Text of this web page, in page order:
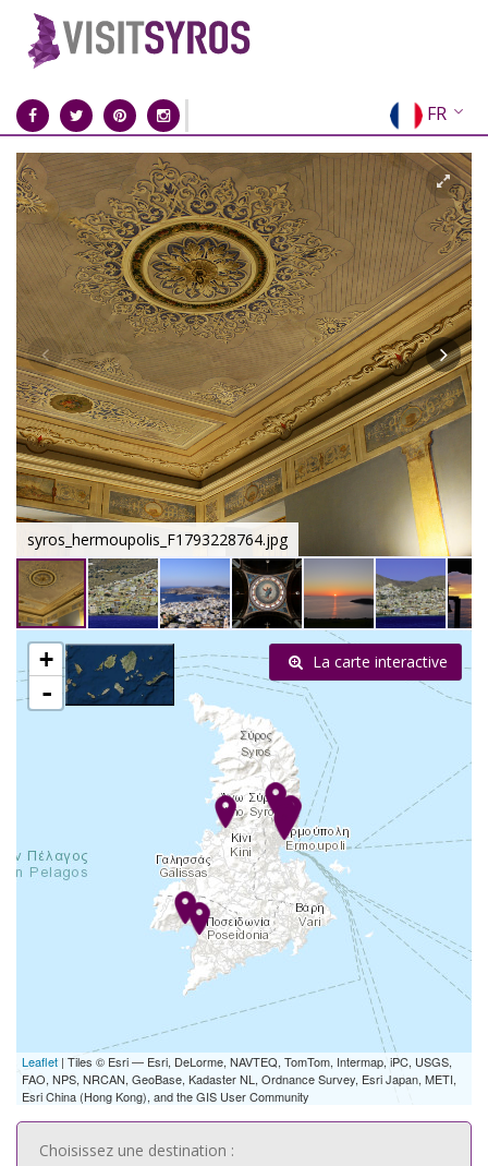
FR
EN
EL
DE
IT
ES
RU
CN
syros_hermoupolis_F1793228764.jpg
+
-
Leaflet | Tiles © Esri — Esri, DeLorme, NAVTEQ, TomTom, Intermap, iPC, USGS,
FAO, NPS, NRCAN, GeoBase, Kadaster NL, Ordnance Survey, Esri Japan, METI,
Esri China (Hong Kong), and the GIS User Community
La carte interactive
Choisissez une destination :